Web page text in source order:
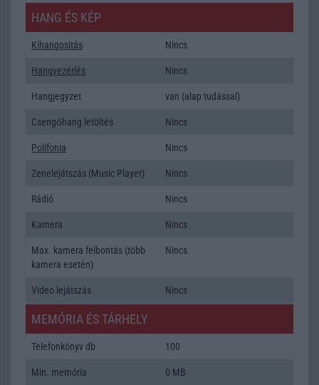
HANG ÉS KÉP
Kihangositás Nincs
Hangvezérlés Nincs
Hangjegyzet van (alap tudással)
Csengőhang letöltés Nincs
Polifonia Nincs
Zenelejátszás (Music Player) Nincs
Rádió Nincs
Kamera Nincs
Max. kamera felbontás (több
kamera esetén)
Nincs
Video lejátszás Nincs
MEMÓRIA ÉS TÁRHELY
Telefonkönyv db 100
Min. memória 0 MB